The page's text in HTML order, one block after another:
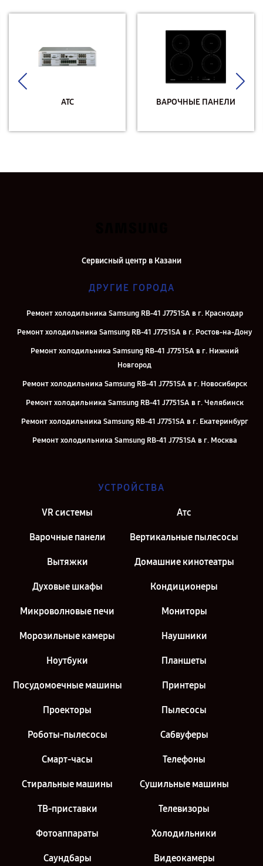
АТС ВАРОЧНЫЕ ПАНЕЛИ
Сервисный центр в Казани
ДРУГИЕ ГОРОДА
Ремонт холодильника Samsung RB-41 J7751SA в г. Краснодар
Ремонт холодильника Samsung RB-41 J7751SA в г. Ростов-на-Дону
Ремонт холодильника Samsung RB-41 J7751SA в г. Нижний
Новгород
Ремонт холодильника Samsung RB-41 J7751SA в г. Новосибирск
Ремонт холодильника Samsung RB-41 J7751SA в г. Челябинск
Ремонт холодильника Samsung RB-41 J7751SA в г. Екатеринбург
Ремонт холодильника Samsung RB-41 J7751SA в г. Москва
УСТРОЙСТВА
VR системы Атс
Варочные панели Вертикальные пылесосы
Вытяжки Домашние кинотеатры
Духовые шкафы Кондиционеры
Микроволновые печи Мониторы
Морозильные камеры Наушники
Ноутбуки Планшеты
Посудомоечные машины Принтеры
Проекторы Пылесосы
Роботы-пылесосы Сабвуферы
Смарт-часы Телефоны
Стиральные машины Сушильные машины
ТВ-приставки Телевизоры
Фотоаппараты Холодильники
Саундбары Видеокамеры